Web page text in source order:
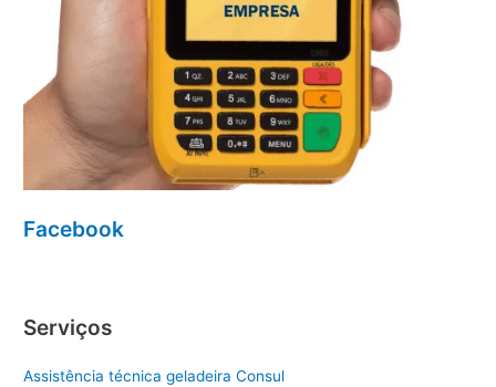
Facebook
Serviços
Assistência técnica geladeira Consul